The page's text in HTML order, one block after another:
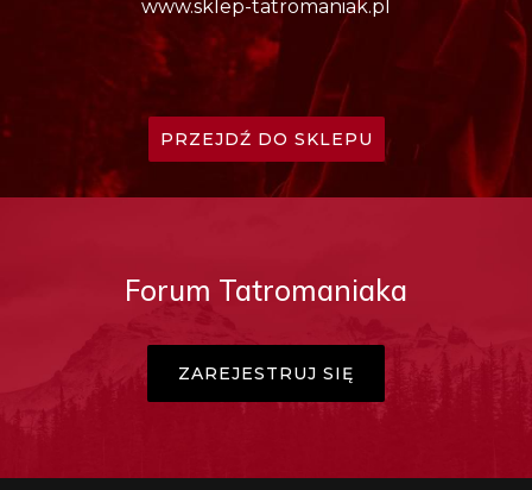
www.sklep-tatromaniak.pl
PRZEJDŹ DO SKLEPU
Forum Tatromaniaka
ZAREJESTRUJ SIĘ